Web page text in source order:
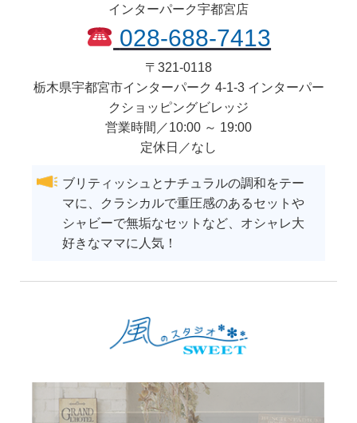
インターパーク宇都宮店
028-688-7413
〒 321-0118
栃木県宇都宮市インターパーク 4-1-3 インターパー
クショッピングビレッジ
営業時間／10:00 ～ 19:00
定休日／なし
ブリティッシュとナチュラルの調和をテー
マに、クラシカルで重圧感のあるセットや
シャビーで無垢なセットなど、オシャレ大
好きなママに人気！